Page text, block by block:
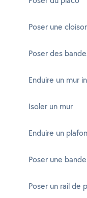
Poser une
Poser des
Enduire un mur
Isoler un mur
Enduire un
Poser une
Poser un rail de